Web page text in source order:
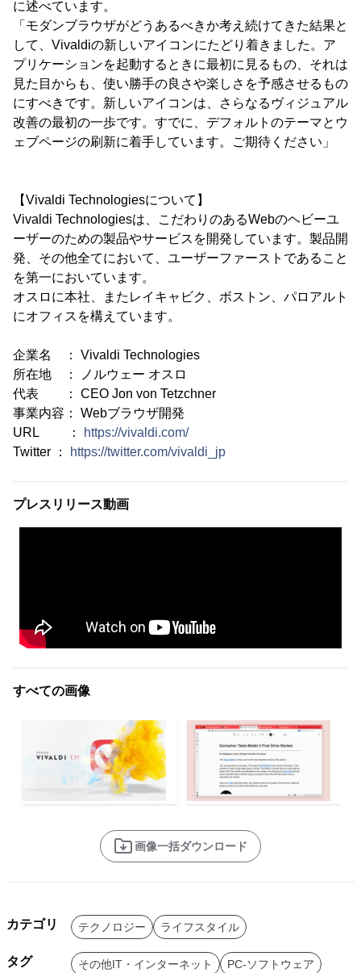
に述べています。
「モダンブラウザがどうあるべきか考え続けてきた結果と
して、Vivaldiの新しいアイコンにたどり着きました。ア
プリケーションを起動するときに最初に見るもの、それは
見た目からも、使い勝手の良さや楽しさを予感させるもの
にすべきです。新しいアイコンは、さらなるヴィジュアル
改善の最初の一歩です。すでに、デフォルトのテーマとウ
ェブページの刷新に着手しています。ご期待ください」
【Vivaldi Technologiesについて】
Vivaldi Technologiesは、こだわりのあるWebのヘビーユ
ーザーのための製品やサービスを開発しています。製品開
発、その他全てにおいて、ユーザーファーストであること
を第一においています。
オスロに本社、またレイキャビク、ボストン、パロアルト
にオフィスを構えています。
企業名 ： Vivaldi Technologies
所在地 ： ノルウェー オスロ
代表 ： CEO Jon von Tetzchner
事業内容： Webブラウザ開発
URL ：
https://vivaldi.com/
Twitter ：
https://twitter.com/vivaldi_jp
プレスリリース動画
すべての画像
画像一括ダウンロード
カテゴリ テクノロジー ライフスタイル
タグ その他IT・インターネット
PC-ソフトウェア